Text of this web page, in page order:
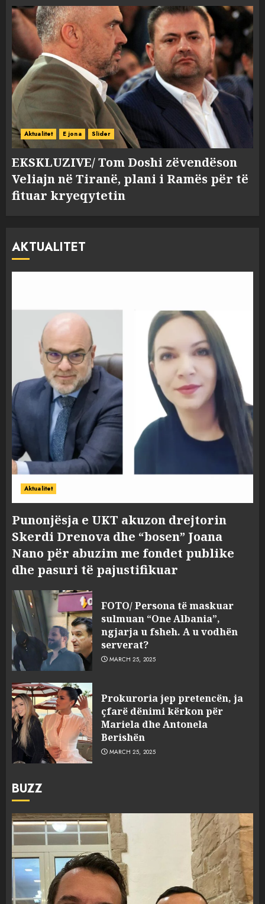
Aktualitet E jona Slider
EKSKLUZIVE/ Tom Doshi zëvendëson
Veliajn në Tiranë, plani i Ramës për të
fituar kryeqytetin
AKTUALITET
Aktualitet
Punonjësja e UKT akuzon drejtorin
Skerdi Drenova dhe “bosen” Joana
Nano për abuzim me fondet publike
dhe pasuri të pajustifikuar
FOTO/ Persona të maskuar
sulmuan “One Albania”,
ngjarja u fsheh. A u vodhën
serverat?
MARCH 25, 2025
Prokuroria jep pretencën, ja
çfarë dënimi kërkon për
Mariela dhe Antonela
Berishën
MARCH 25, 2025
BUZZ